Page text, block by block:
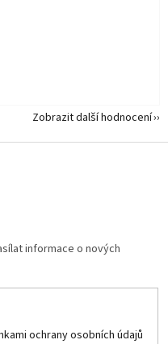
z 5 hvězdiček.
Zobrazit další hodnocení
informace o nových
ochrany osobních údajů